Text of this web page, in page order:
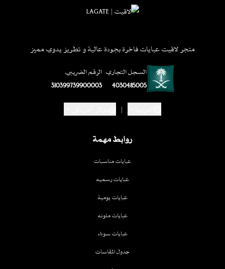
روابط مهمة
عبايات مناسبات
عبايات رسميه
عبايات يومية
عبايات ملونه
عبايات سوداء
جدول المقاسات
متجر لاقيت عبايات فاخرة بجودة عالية و تطريز يدوي مميز
السجل التجاري
4030485005
الرقم الضريبي
310399739900003
|